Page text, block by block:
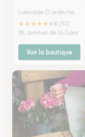
Lalevade D'ardeche
★★★★★4.6 (52)
18, avenue de la Gare
Voir la boutique